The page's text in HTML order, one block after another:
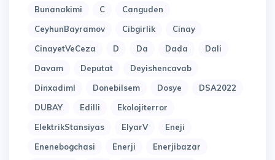
Bunanakimi C
Canguden
CeyhunBayramov
Cibgirlik
Cinay
CinayetVeCeza
D Da Dada
Dali
Davam
Deputat
Deyishencavab
Dinxadiml
Donebilsem Dosye
DSA2022
DUBAY
Edilli
Ekolojiterror
ElektrikStansiyas
ElyarV
Eneji
Enenebogchasi
Enerji
Enerjibazar